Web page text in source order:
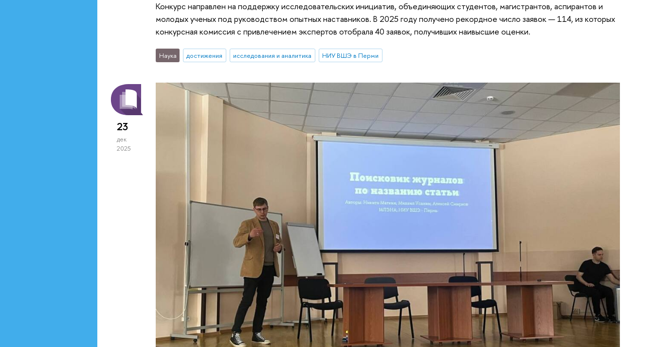
Конкурс направлен на поддержку исследовательских инициатив, объединяющих студентов, магистрантов, аспирантов и
молодых ученых под руководством опытных наставников. В 2025 году получено рекордное число заявок — 114, из которых
конкурсная комиссия с привлечением экспертов отобрала 40 заявок, получивших наивысшие оценки.
Наука достижения исследования и аналитика НИУ ВШЭ в Перми
23
дек
2025